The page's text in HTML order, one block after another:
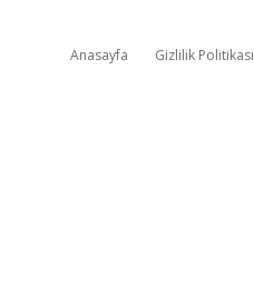
Anasayfa Gizlilik Politikası